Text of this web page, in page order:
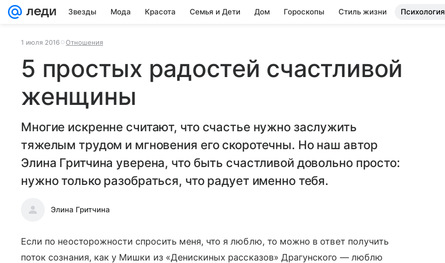
Звезды Мода Красота Семья и Дети Дом Гороскопы Стиль жизни Психология
1 июля 2016 Отношения
5 простых радостей счастливой
женщины
Многие искренне считают, что счастье нужно заслужить
тяжелым трудом и мгновения его скоротечны. Но наш автор
Элина Гритчина уверена, что быть счастливой довольно просто:
нужно только разобраться, что радует именно тебя.
Элина Гритчина
Если по неосторожности спросить меня, что я люблю, то можно в ответ получить
поток сознания, как у Мишки из «Денискиных рассказов» Драгунского — люблю